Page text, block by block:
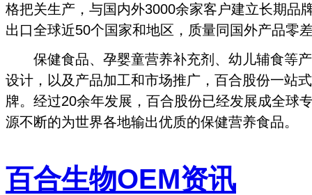
格把关生产，与国内外3000余家客户建立长期品
出口全球近50个国家和地区，质量同国外产品零
保健食品、孕婴童营养补充剂、幼儿辅食等产
设计，以及产品加工和市场推广，百合股份一站
牌。经过20余年发展，百合股份已经发展成全球
源不断的为世界各地输出优质的保健营养食品。
百合生物OEM资讯